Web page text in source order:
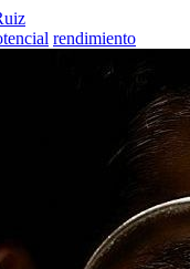
rendimiento